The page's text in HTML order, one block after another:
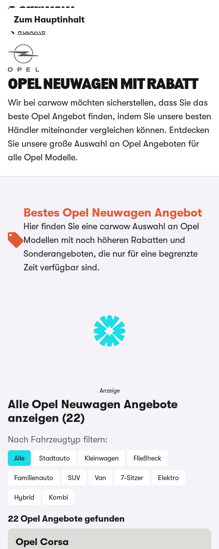
Zum Hauptinhalt
Rabatte
OPEL NEUWAGEN MIT RABATT
Wir bei carwow möchten sicherstellen, dass Sie das
beste Opel Angebot finden, indem Sie unsere besten
Händler miteinander vergleichen können. Entdecken
Sie unsere große Auswahl an Opel Angeboten für
alle Opel Modelle.
Bestes Opel Neuwagen Angebot
Hier finden Sie eine carwow Auswahl an Opel
Modellen mit noch höheren Rabatten und
Sonderangeboten, die nur für eine begrenzte
Zeit verfügbar sind.
Anzeige
Alle Opel Neuwagen Angebote
anzeigen (22)
Nach Fahrzeugtyp filtern:
Alle Stadtauto Kleinwagen Fließheck
Familienauto SUV Van 7-Sitzer Elektro
Hybrid Kombi
22 Opel Angebote gefunden
Opel Corsa